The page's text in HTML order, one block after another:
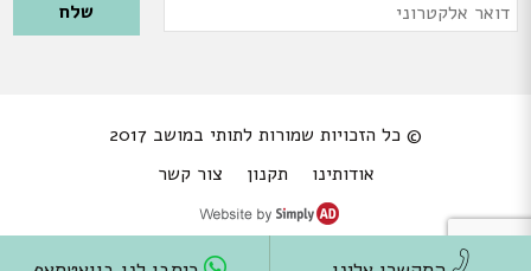
Please leave this field empty.
דואר
© כל הזכויות שמורות לתותי במושב 2017
אודותינו
תקנון צור קשר